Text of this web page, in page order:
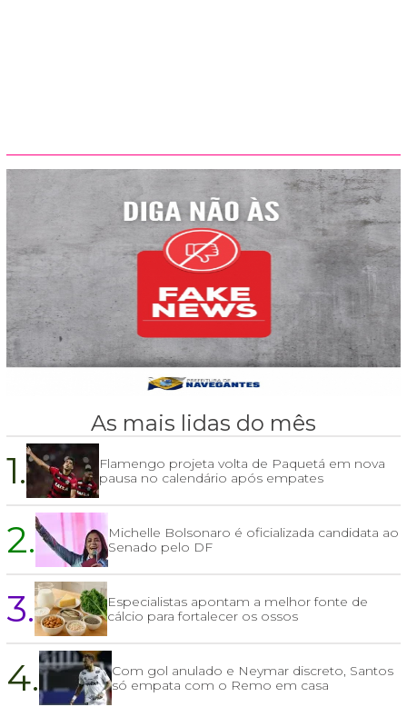
As mais lidas do mês
1.
Flamengo projeta volta de Paquetá em nova
pausa no calendário após empates
2.
Michelle Bolsonaro é oficializada candidata ao
Senado pelo DF
3.
Especialistas apontam a melhor fonte de
cálcio para fortalecer os ossos
4.
Com gol anulado e Neymar discreto, Santos
só empata com o Remo em casa